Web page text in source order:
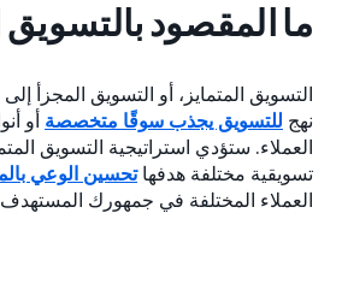
ما المقصود بالتسويق
التسويق المتمايز، أو التسويق المجزأ
نهج للتسويق يجذب سوقًا متخصصة أو
العملاء. ستؤدي استراتيجية التسويق
تسويقية مختلفة هدفهاتحسين الوعي
العملاء المختلفة في جمهورك